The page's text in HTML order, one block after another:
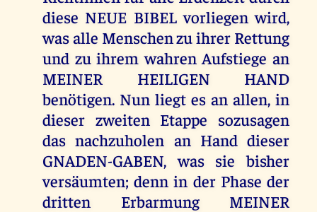
diese NEUE BIBEL vorliegen wird,
was alle Menschen zu ihrer Rettung
und zu ihrem wahren Aufstiege an
MEINER HEILIGEN HAND
benötigen. Nun liegt es an allen, in
dieser zweiten Etappe sozusagen
das nachzuholen an Hand dieser
GNADEN-GABEN, was sie bisher
versäumten; denn in der Phase der
dritten Erbarmung MEINER